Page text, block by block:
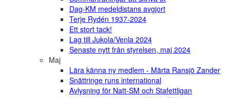
Dag-KM medeldistans avgjort
Terje Rydén 1937-2024
Ett stort tack!
Lag till Jukola/Venla 2024
Senaste nytt från styrelsen, maj 2024
Maj
Lära känna ny medlem - Märta Ransjö Zander
Snättringe runs international
Avlysning för Natt-SM och Stafettligan